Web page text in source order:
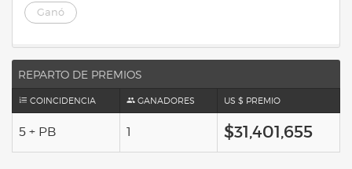
Ganó
REPARTO DE PREMIOS
COINCIDENCIA GANADORES US $ PREMIO
5 + PB 1 $31,401,655